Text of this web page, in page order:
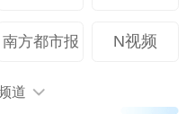
南方都市报 N视频
道